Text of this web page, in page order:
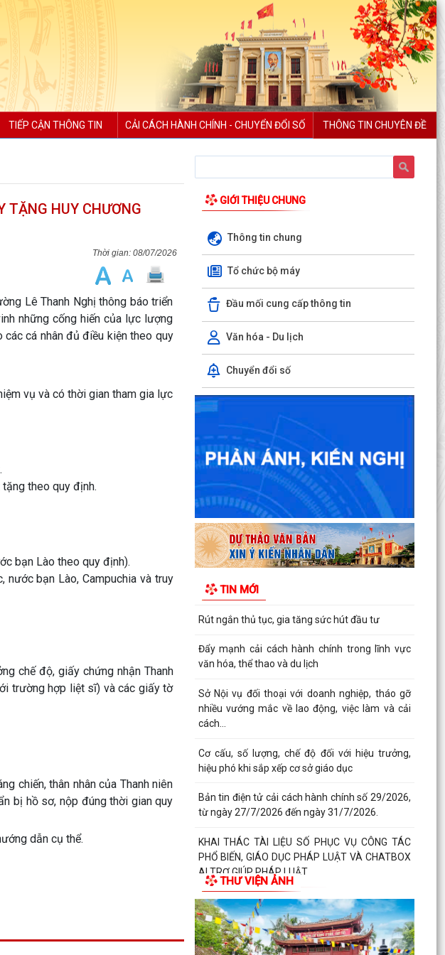
TIẾP CẬN THÔNG TIN CẢI CÁCH HÀNH CHÍNH - CHUYỂN ĐỔI SỐ THÔNG TIN CHUYÊN ĐỀ
TẶNG HUY CHƯƠNG
08/07/2026
Lê Thanh Nghị thông báo triển
những cống hiến của lực lượng
cá nhân đủ điều kiện theo quy
vụ và có thời gian tham gia lực
theo quy định.
bạn Lào theo quy định).
nước bạn Lào, Campuchia và truy
chế độ, giấy chứng nhận Thanh
trường hợp liệt sĩ) và các giấy tờ
chiến, thân nhân của Thanh niên
bị hồ sơ, nộp đúng thời gian quy
dẫn cụ thể.
GIỚI THIỆU CHUNG
Thông tin chung
Tổ chức bộ máy
Đầu mối cung cấp thông tin
Văn hóa - Du lịch
Chuyển đổi số
TIN MỚI
Rút ngắn thời gian giải quyết 7 thủ tục hộ kinh
doanh
Lãnh đạo Sở Nội vụ Hải Phòng đối thoại với 130
doanh nghiệp
Hải Phòng giảm thời gian giải quyết từ 50% trở
lên hơn 1.900 thủ tục hành chính
Giữ 'lửa' nhân lực cấp xã
nghiệp
Rút ngắn thủ tục, gia tăng sức hút đầu tư
Đẩy mạnh cải cách hành chính trong lĩnh vực
văn hóa, thể thao và du lịch
Sở Nội vụ đối thoại với doanh nghiệp, tháo gỡ
nhiều vướng mắc về lao động, việc làm và cải
cách...
Cơ cấu, số lượng, chế độ đối với hiệu trưởng,
hiệu phó khi sắp xếp cơ sở giáo dục
Bản tin điện tử cải cách hành chính số 29/2026,
từ ngày 27/7/2026 đến ngày 31/7/2026.
KHAI THÁC TÀI LIỆU SỐ PHỤC VỤ CÔNG TÁC
PHỔ BIẾN, GIÁO DỤC PHÁP LUẬT VÀ CHATBOX
AI TRỢ GIÚP PHÁP LUẬT
BIỂU DƯƠNG HÀNH ĐỘNG ĐẸP: NHẶT ĐƯỢC
CỦA RƠI, TRẢ LẠI NGƯỜI ĐÁNH MẤT
DUY TRÌ XỬ LÝ THƯỜNG XUYÊN, KIÊN QUYẾT
THƯ VIỆN ẢNH